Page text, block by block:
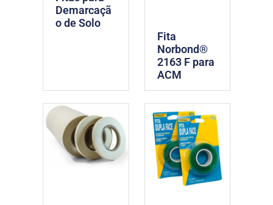
Demarcaçã
o de Solo
Fita
Norbond®
2163 F para
ACM